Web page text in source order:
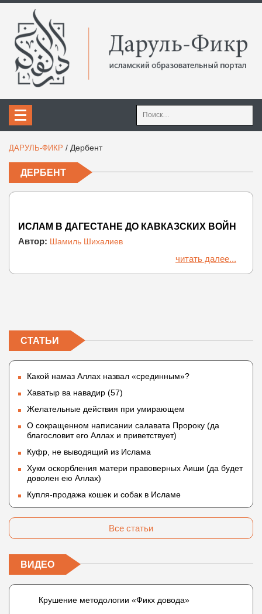
Найти:
ДАРУЛЬ-ФИКР / Дербент
ДЕРБЕНТ
ИСЛАМ В ДАГЕСТАНЕ ДО КАВКАЗСКИХ ВОЙН
Автор: Шамиль Шихалиев
читать далее...
СТАТЬИ
Какой намаз Аллах назвал «срединным»?
Хаватыр ва навадир (57)
Желательные действия при умирающем
О сокращенном написании салавата Пророку (да
благословит его Аллах и приветствует)
Куфр, не выводящий из Ислама
Хукм оскорбления матери правоверных Аиши (да будет
доволен ею Аллах)
Купля-продажа кошек и собак в Исламе
Все статьи
ВИДЕО
Крушение методологии «Фикх довода»